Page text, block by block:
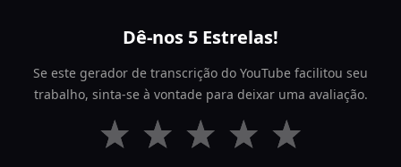
Dê-nos 5 Estrelas!
Se este gerador de transcrição do YouTube facilitou seu
trabalho, sinta-se à vontade para deixar uma avaliação.